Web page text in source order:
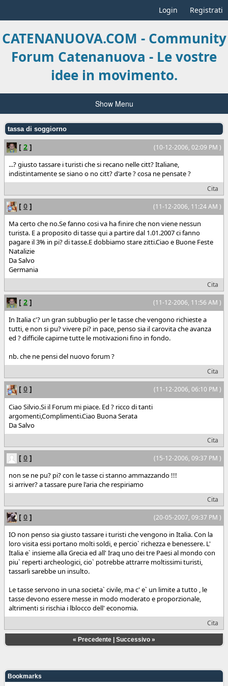
Login Registrati
CATENANUOVA.COM - Community
Forum Catenanuova - Le vostre
idee in movimento.
Show Menu
tassa di soggiorno
(10-12-2006, 02:09 PM )
[ 2 ]
...? giusto tassare i turisti che si recano nelle citt? Italiane,
indistintamente se siano o no citt? d'arte ? cosa ne pensate ?
Cita
(11-12-2006, 11:24 AM )
[ 0 ]
Ma certo che no.Se fanno cosi va ha finire che non viene nessun
turista. E a proposito di tasse qui a partire dal 1.01.2007 ci fanno
pagare il 3% in pi? di tasse.E dobbiamo stare zitti.Ciao e Buone Feste
Natalizie
Da Salvo
Germania
Cita
(11-12-2006, 11:56 AM )
[ 2 ]
In Italia c'? un gran subbuglio per le tasse che vengono richieste a
tutti, e non si pu? vivere pi? in pace, penso sia il carovita che avanza
ed ? difficile capirne tutte le motivazioni fino in fondo.
nb. che ne pensi del nuovo forum ?
Cita
(11-12-2006, 06:10 PM )
[ 0 ]
Ciao Silvio.Si il Forum mi piace. Ed ? ricco di tanti
argomenti,Complimenti.Ciao Buona Serata
Da Salvo
Cita
(15-12-2006, 09:37 PM )
[ 0 ]
non se ne pu? pi? con le tasse ci stanno ammazzando !!!
si arriver? a tassare pure l'aria che respiriamo
Cita
(20-05-2007, 09:37 PM )
[ 0 ]
IO non penso sia giusto tassare i turisti che vengono in Italia. Con la
loro visita essi portano molti soldi, e percio` richezza e benessere. L'
Italia e` insieme alla Grecia ed all' Iraq uno dei tre Paesi al mondo con
piu` reperti archeologici, cio` potrebbe attrarre moltissimi turisti,
tassarli sarebbe un insulto.
Le tasse servono in una societa` civile, ma c' e` un limite a tutto , le
tasse devono essere messe in modo moderato e proporzionale,
altrimenti si rischia i lblocco dell' economia.
Cita
« Precedente | Successivo »
Bookmarks